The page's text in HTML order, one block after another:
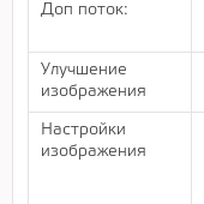
Доп поток:
Улучшение
изображения
Настройки
изображения